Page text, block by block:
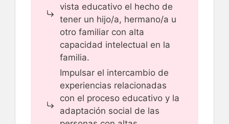
vista educativo el hecho de
tener un hijo/a, hermano/a u
otro familiar con alta
capacidad intelectual en la
familia.
Impulsar el intercambio de
experiencias relacionadas
con el proceso educativo y la
adaptación social de las